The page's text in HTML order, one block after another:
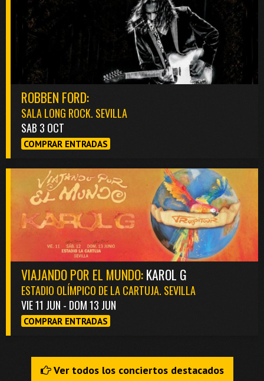
ROBBEN FORD:
SALA LONG ROCK. SEVILLA
SAB 3 OCT
COMPRAR ENTRADAS
VIAJANDO POR EL MUNDO:KAROL G
ESTADIO OLÍMPICO DE LA CARTUJA. SEVILLA
VIE 11 JUN - DOM 13 JUN
COMPRAR ENTRADAS
Ver todos los conciertos destacados